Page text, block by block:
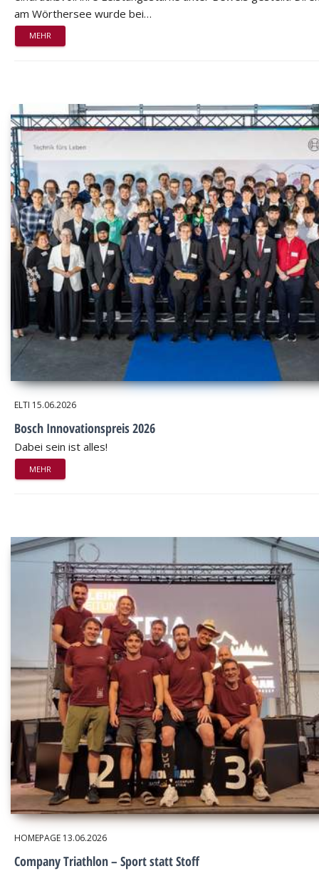
am Wörthersee wurde bei…
MEHR
ELTI 15.06.2026
Bosch Innovationspreis 2026
Dabei sein ist alles!
MEHR
HOMEPAGE 13.06.2026
Company Triathlon – Sport statt Stoff